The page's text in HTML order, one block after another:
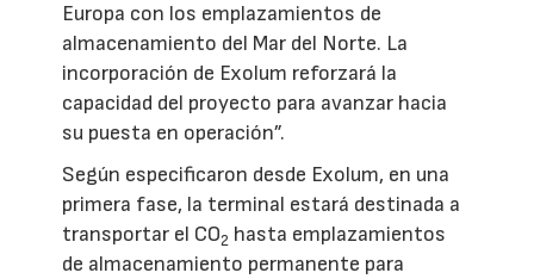
Europa con los emplazamientos de
almacenamiento del Mar del Norte. La
incorporación de Exolum reforzará la
capacidad del proyecto para avanzar hacia
su puesta en operación”.
Según especificaron desde Exolum, en una
primera fase, la terminal estará destinada a
transportar el CO2 hasta emplazamientos
de almacenamiento permanente para